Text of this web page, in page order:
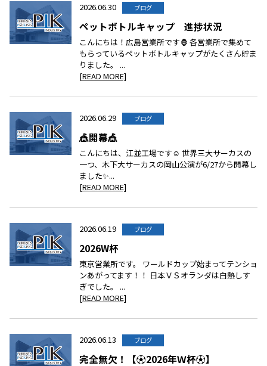
2026.06.30 ブログ
ペットボトルキャップ 進捗状況
こんにちは！広島営業所です🦍 各営業所で集めて
もらっているペットボトルキャップがたくさん貯ま
りました。 ...
[READ MORE]
2026.06.29 ブログ
🎪開幕🎪
こんにちは、江並工場です☺ 世界三大サーカスの
一つ、木下大サーカスの岡山公演が6/27から開幕し
ました✨...
[READ MORE]
2026.06.19 ブログ
2026W杯
東京営業所です。 ワールドカップ始まってテンショ
ンあがってます！！ 日本ＶＳオランダは白熱しす
ぎでした。 ...
[READ MORE]
2026.06.13 ブログ
完全無欠！【⚽2026年Ｗ杯⚽】